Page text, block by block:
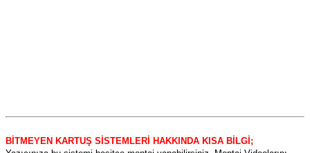
BİTMEYEN KARTUŞ SİSTEMLERİ HAKKINDA KISA BİLGİ;